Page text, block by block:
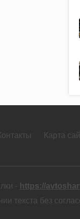
Карта
- https://
текста без